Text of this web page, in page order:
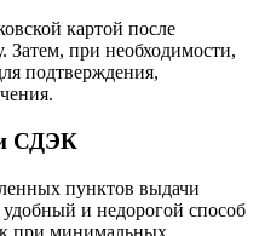
картой после
Затем, при необходимости,
подтверждения,
СДЭК
пунктов выдачи
и недорогой способ
при минимальных